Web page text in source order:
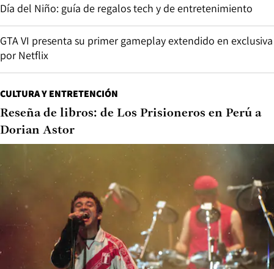
Día del Niño: guía de regalos tech y de entretenimiento
GTA VI presenta su primer gameplay extendido en exclusiva
por Netflix
CULTURA Y ENTRETENCIÓN
Reseña de libros: de Los Prisioneros en Perú a
Dorian Astor